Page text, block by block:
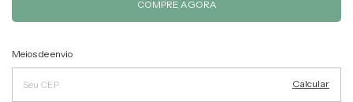
Entregas para o CEP:
Meios de envio
Calcular